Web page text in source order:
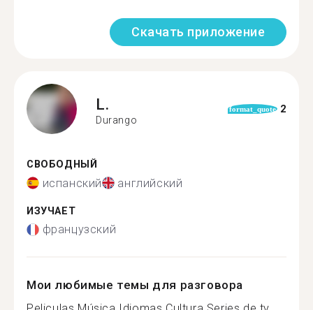
Скачать приложение
L.
Durango
format_quote 2
СВОБОДНЫЙ
испанский английский
ИЗУЧАЕТ
французский
Мои любимые темы для разговора